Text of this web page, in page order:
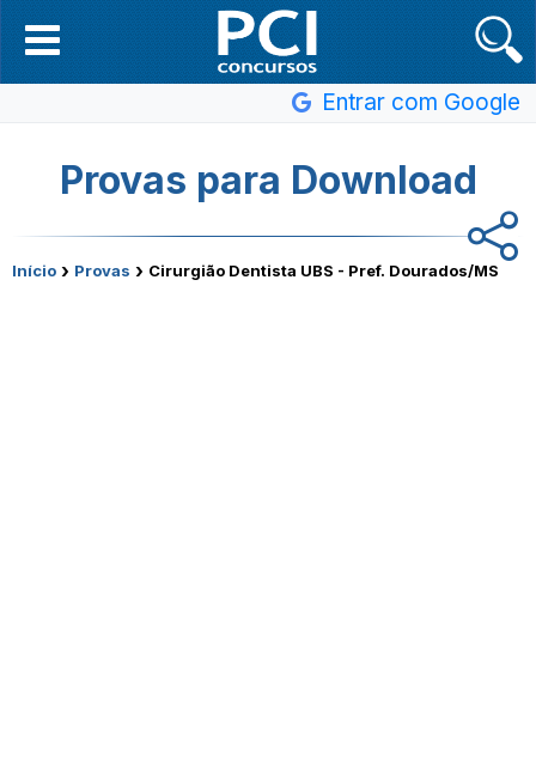
Entrar com Google
Provas para Download
Início › Provas › Cirurgião Dentista UBS - Pref. Dourados/MS